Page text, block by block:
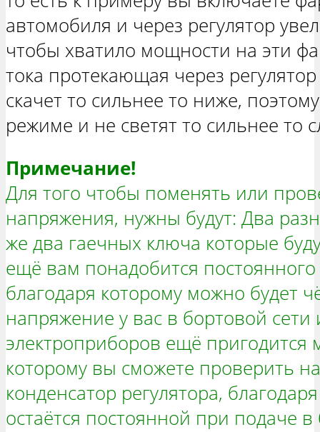
автомобиля и через регулятор
чтобы хватило мощности на эти
тока протекающая через
скачет то сильнее то ниже,
режиме и не светят то сильнее то
Примечание!
Для того чтобы поменять или
напряжения, нужны будут: Два
же два гаечных ключа которые
ещё вам понадобится постоянного
благодаря которому можно будет
напряжение у вас в бортовой сети
электроприборов ещё пригодится
которому вы сможете проверить
конденсатор регулятора,
остаётся постоянной при подаче